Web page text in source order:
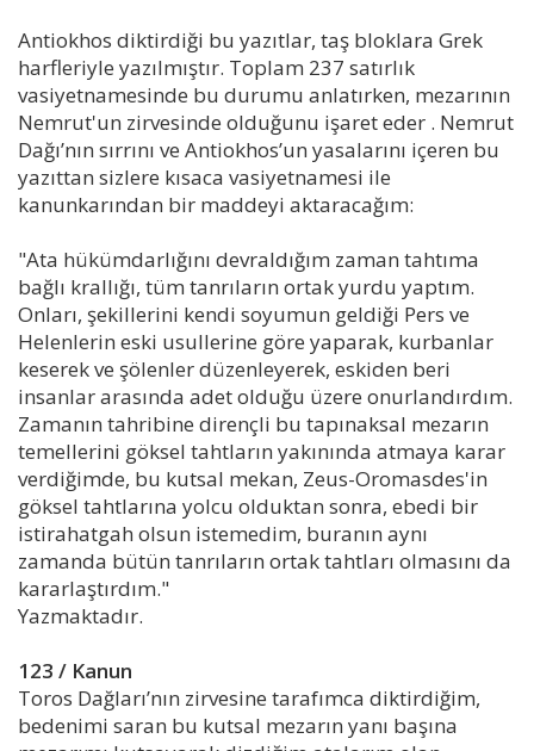
Antiokhos diktirdiği bu yazıtlar, taş bloklara Grek
harfleriyle yazılmıştır. Toplam 237 satırlık
vasiyetnamesinde bu durumu anlatırken, mezarının
Nemrut'un zirvesinde olduğunu işaret eder . Nemrut
Dağı’nın sırrını ve Antiokhos’un yasalarını içeren bu
yazıttan sizlere kısaca vasiyetnamesi ile
kanunkarından bir maddeyi aktaracağım:
"Ata hükümdarlığını devraldığım zaman tahtıma
bağlı krallığı, tüm tanrıların ortak yurdu yaptım.
Onları, şekillerini kendi soyumun geldiği Pers ve
Helenlerin eski usullerine göre yaparak, kurbanlar
keserek ve şölenler düzenleyerek, eskiden beri
insanlar arasında adet olduğu üzere onurlandırdım.
Zamanın tahribine dirençli bu tapınaksal mezarın
temellerini göksel tahtların yakınında atmaya karar
verdiğimde, bu kutsal mekan, Zeus-Oromasdes'in
göksel tahtlarına yolcu olduktan sonra, ebedi bir
istirahatgah olsun istemedim, buranın aynı
zamanda bütün tanrıların ortak tahtları olmasını da
kararlaştırdım."
Yazmaktadır.
123 / Kanun
Toros Dağları’nın zirvesine tarafımca diktirdiğim,
bedenimi saran bu kutsal mezarın yanı başına